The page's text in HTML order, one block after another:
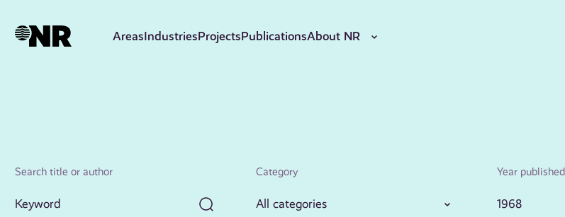
AreasIndustriesProjectsPublicationsAbout NR
Search title or author Category
All categories
Year published
1968